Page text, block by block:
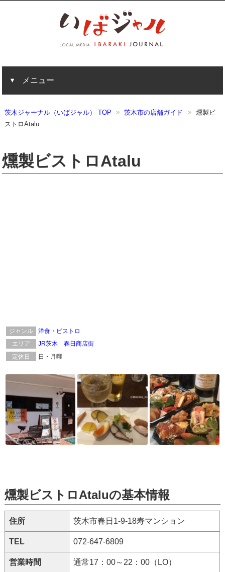
メニュー
茨木ジャーナル（いばジャル） TOP 茨木市の店舗ガイド
燻製ビ
ストロAtalu
燻製ビストロAtalu
ジャンル
洋食・ビストロ
エリア
JR茨木
春日商店街
定休日
日・月曜
燻製ビストロAtaluの基本情報
住所 茨木市春日1-9-18寿マンション
TEL 072-647-6809
営業時間 通常17：00～22：00（LO）